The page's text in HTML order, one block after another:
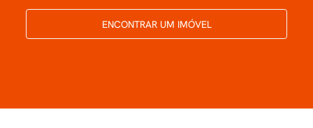
ENCONTRAR UM IMÓVEL